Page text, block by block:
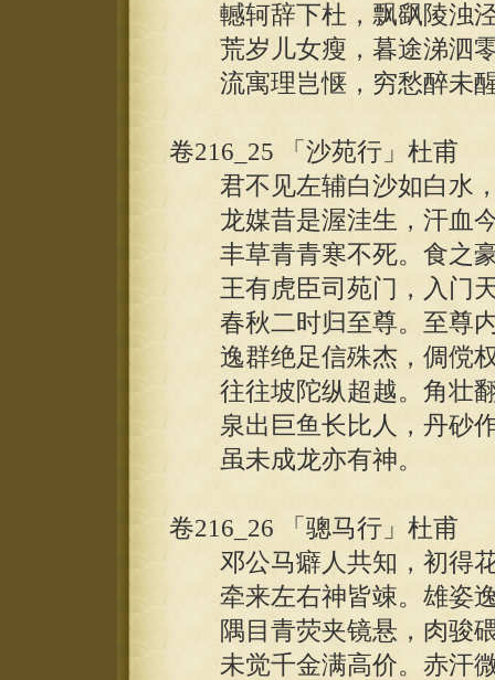
轗轲辞下杜，飘飖陵浊泾
荒岁儿女瘦，暮途涕泗零
流寓理岂惬，穷愁醉未醒
卷216_25 「沙苑行」杜甫
君不见左辅白沙如白水，
龙媒昔是渥洼生，汗血今
丰草青青寒不死。食之豪
王有虎臣司苑门，入门天
春秋二时归至尊。至尊内
逸群绝足信殊杰，倜傥权
往往坡陀纵超越。角壮翻
泉出巨鱼长比人，丹砂作
虽未成龙亦有神。
卷216_26 「骢马行」杜甫
邓公马癖人共知，初得花
牵来左右神皆竦。雄姿逸
隅目青荧夹镜悬，肉骏碨
未觉千金满高价。赤汗微